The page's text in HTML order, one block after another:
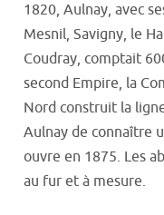
1820, Aulnay, avec
Mesnil, Savigny, le
Coudray, comptait
second Empire, la
Nord construit la
Aulnay de connaître
ouvre en 1875. Les
au fur et à mesure.